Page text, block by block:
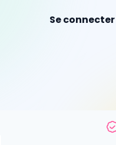
Se connecter